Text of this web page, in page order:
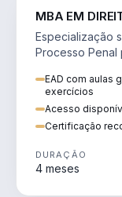
MBA EM
Especialização
Processo Penal
EAD com aulas
exercícios
Acesso
Certificação
DURAÇÃO
4 meses